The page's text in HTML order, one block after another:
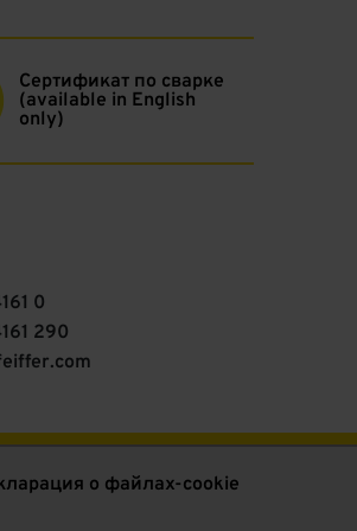
Сертификат по сварке
(available in English
only)
0
290
о файлах-сookie